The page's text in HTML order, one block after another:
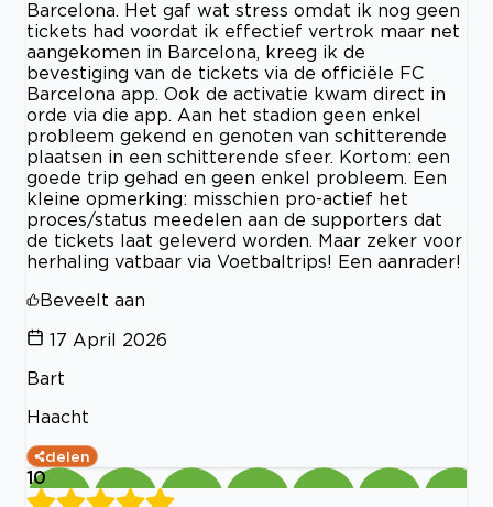
Barcelona. Het gaf wat stress omdat ik nog geen
tickets had voordat ik effectief vertrok maar net
aangekomen in Barcelona, kreeg ik de
bevestiging van de tickets via de officiële FC
Barcelona app. Ook de activatie kwam direct in
orde via die app. Aan het stadion geen enkel
probleem gekend en genoten van schitterende
plaatsen in een schitterende sfeer. Kortom: een
goede trip gehad en geen enkel probleem. Een
kleine opmerking: misschien pro-actief het
proces/status meedelen aan de supporters dat
de tickets laat geleverd worden. Maar zeker voor
herhaling vatbaar via Voetbaltrips! Een aanrader!
Beveelt aan
17 April 2026
Bart
Haacht
delen
10